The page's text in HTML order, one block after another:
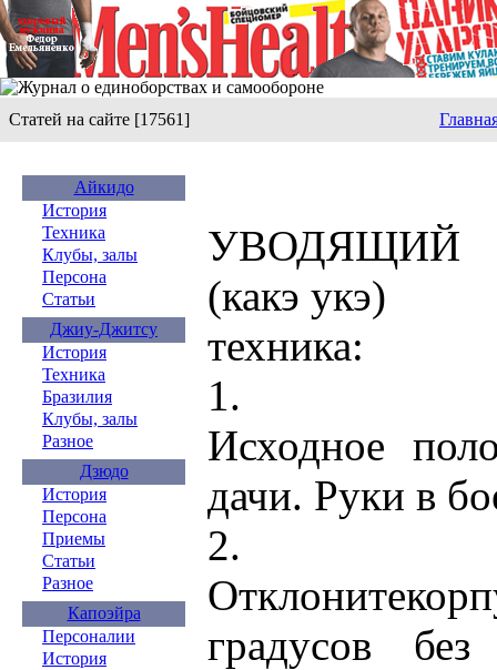
Статей на сайте [17561]
Айкидо
История
Техника
Клубы, залы
Персона
Статьи
Джиу-Джитсу
История
Техника
Бразилия
Клубы, залы
Разное
Дзюдо
История
Персона
Приемы
Статьи
Разное
Капоэйра
Персоналии
История
(какэ укэ)
техника:
1.
Исходное
дачи. Руки в
2.
градусов